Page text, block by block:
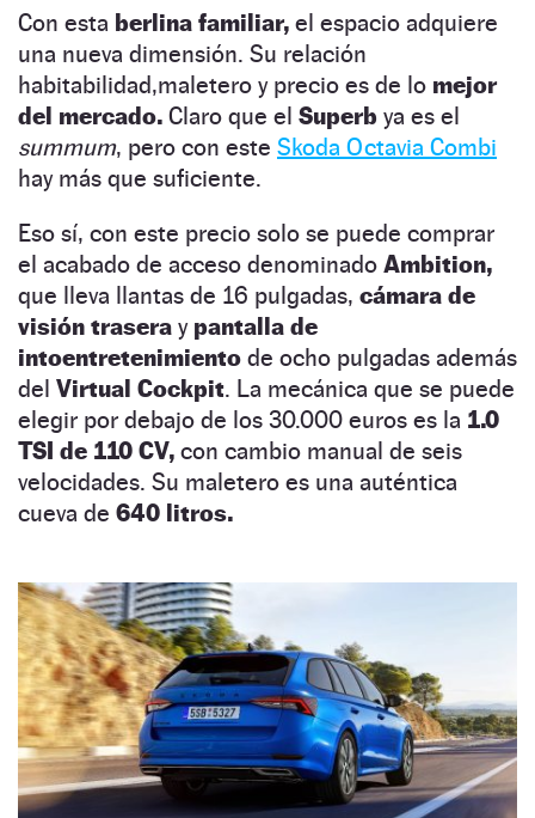
Con esta berlina familiar, el espacio adquiere
una nueva dimensión. Su relación
habitabilidad,maletero y precio es de lo mejor
del mercado. Claro que el Superb ya es el
summum, pero con este Skoda Octavia Combi
hay más que suficiente.
Eso sí, con este precio solo se puede comprar
el acabado de acceso denominado Ambition,
que lleva llantas de 16 pulgadas, cámara de
visión trasera y pantalla de
intoentretenimiento de ocho pulgadas además
del Virtual Cockpit. La mecánica que se puede
elegir por debajo de los 30.000 euros es la 1.0
TSI de 110 CV, con cambio manual de seis
velocidades. Su maletero es una auténtica
cueva de 640 litros.